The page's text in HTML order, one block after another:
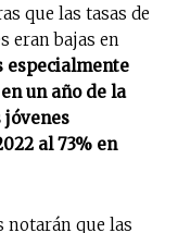
que las tasas de
eran bajas en
especialmente
un año de la
jóvenes
al 73% en
notarán que las